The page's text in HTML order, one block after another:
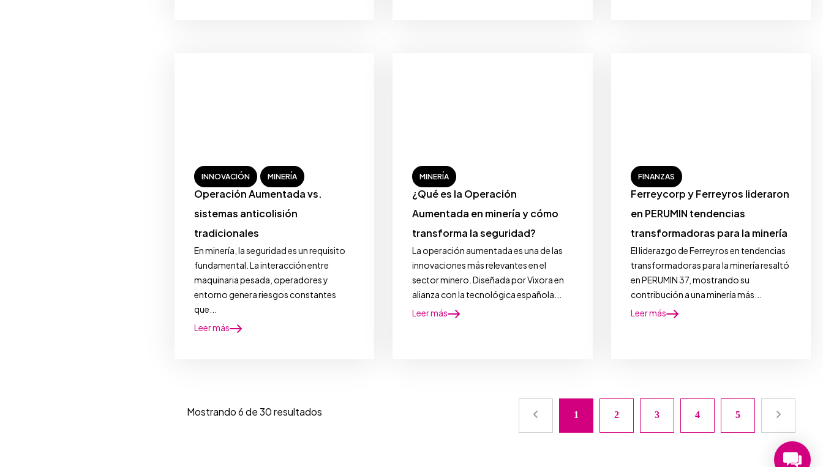
INNOVACIÓN MINERÍA
Operación Aumentada vs.
sistemas anticolisión
tradicionales
En minería, la seguridad es un requisito
fundamental. La interacción entre
maquinaria pesada, operadores y
entorno genera riesgos constantes
que...
Leer más
MINERÍA
¿Qué es la Operación
Aumentada en minería y cómo
transforma la seguridad?
La operación aumentada es una de las
innovaciones más relevantes en el
sector minero. Diseñada por Vixora en
alianza con la tecnológica española...
Leer más
FINANZAS
Ferreycorp y Ferreyros lideraron
en PERUMIN tendencias
transformadoras para la minería
El liderazgo de Ferreyros en tendencias
transformadoras para la minería resaltó
en PERUMIN 37, mostrando su
contribución a una minería más...
Leer más
Mostrando 6 de 30 resultados 1 2 3 4 5